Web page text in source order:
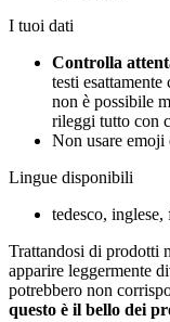
I tuoi dati
Controlla
testi
non è possibile
rileggi tutto con
Non usare emoji
Lingue disponibili
tedesco,
Trattandosi di prodotti
apparire leggermente
potrebbero non
questo è il bello dei